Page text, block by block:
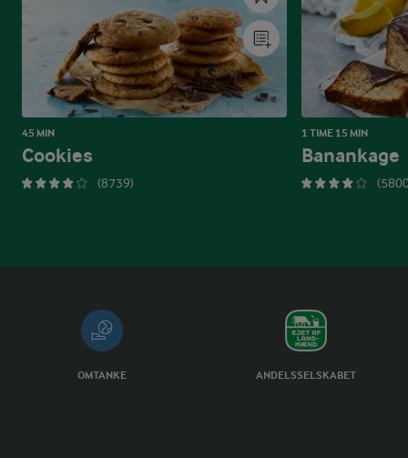
45 MIN
Cookies
(8739)
1 TIME 15 MIN
Banankage
OMTANKE ANDELSSELSKABET